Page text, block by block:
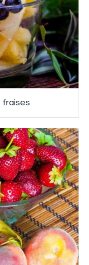
fraises